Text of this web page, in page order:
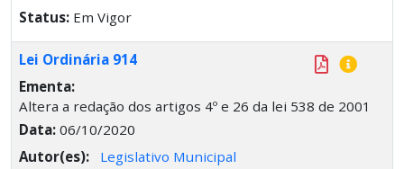
Status: Em Vigor
Lei Ordinária 914
Ementa:
Altera a redação dos artigos 4º e 26 da lei 538 de 2001
Data: 06/10/2020
Autor(es):
Legislativo Municipal